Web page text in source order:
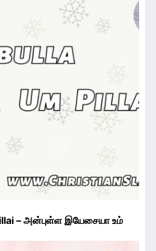
– அன்புள்ள இயேசையா உம்